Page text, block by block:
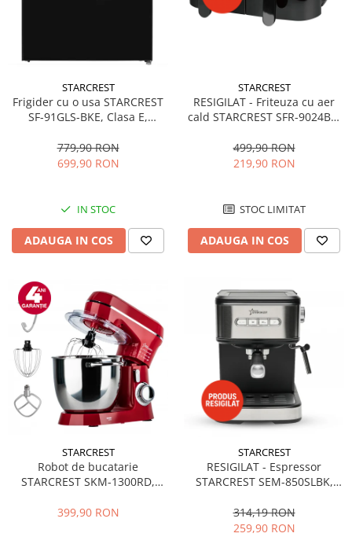
STARCREST
Frigider cu o usa STARCREST
SF-91GLS-BKE, Clasa E,
interioara, H 83 cm, Sticla
Neagra
779,90 RON
699,90 RON
IN STOC
ADAUGA IN COS
STARCREST
RESIGILAT - Friteuza cu aer
cald STARCREST SFR-9024BK,
Termostat 80 - 200 °C, 12
programe, Negru
499,90 RON
219,90 RON
STOC LIMITAT
ADAUGA IN COS
STARCREST
Robot de bucatarie
STARCREST SKM-1300RD,
Accesorii, 10 Viteze + Pulse,
399,90 RON
STARCREST
RESIGILAT - Espressor
STARCREST SEM-850SLBK,
detasabil 1.5L, dispozitiv
spumare, filtru dublu din
314,19 RON
259,90 RON